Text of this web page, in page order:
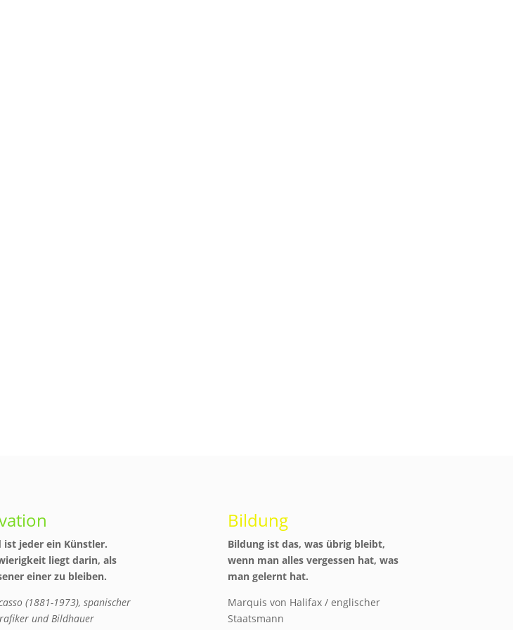
ist jeder ein Künstler.
liegt darin, als
einer zu bleiben.
(1881-1973), spanischer
und Bildhauer
Bildung
Bildung ist das, was übrig bleibt,
wenn man alles vergessen hat, was
man gelernt hat.
Marquis von Halifax / englischer
Staatsmann